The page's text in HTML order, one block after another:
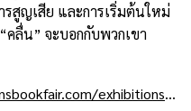
รสูญเสีย และการเริ่มต้นใหม่
ลื่น” จะบอกกับพวกเขา
https://galleries.bolognachildrensbookfair.com/exhibitions/suzy-lee/bcbf23-suzylee-shadow_01-jpg